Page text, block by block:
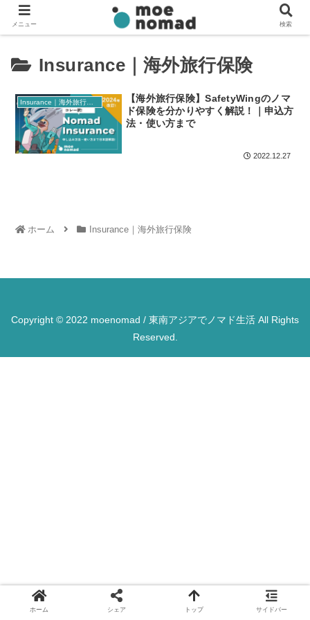
Insurance｜海外旅行保険
Insurance｜海外旅行保険
【海外旅行保険】SafetyWingのノマ
ド保険を分かりやすく解説！｜申込方
法・使い方まで
2022.12.27
ホーム Insurance｜海外旅行保険
Copyright © 2022 moenomad / 東南アジアでノマド生活 All Rights
Reserved.
メニュー 検索
ホーム シェア トップ サイドバー